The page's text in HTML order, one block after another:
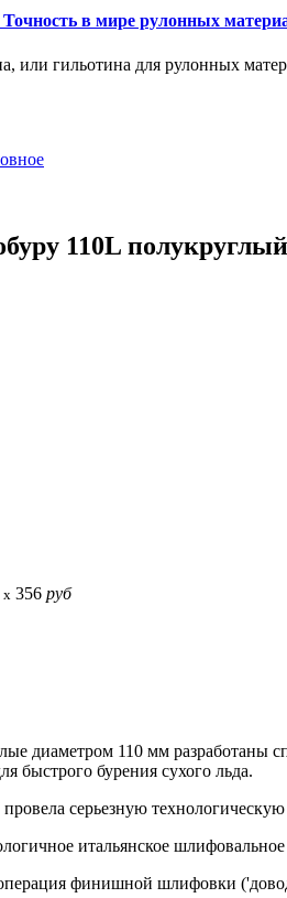
в мире рулонных
или гильотина для рулонных
110L
x 356 руб
диаметром 110 мм разработаны
быстрого бурения сухого льда.
серьезную
итальянское
финишной шлифовки